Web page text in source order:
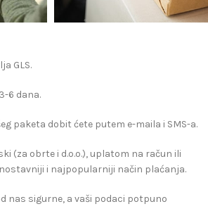
GLS.
6 dana.
paketa dobit ćete putem e-maila i SMS-a.
(za obrte i d.o.o.), uplatom na račun ili
i najpopularniji način plaćanja.
nas sigurne, a vaši podaci potpuno